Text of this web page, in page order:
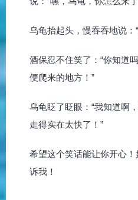
乌龟抬起头，慢吞吞地说：
酒保忍不住笑了：“你知道
便爬来的地方！”
乌龟眨了眨眼：“我知道啊
走得实在太快了！”
希望这个笑话能让你开心
诉我！